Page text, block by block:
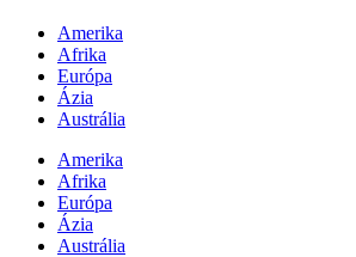
Amerika
Afrika
Európa
Ázia
Austrália
Amerika
Afrika
Európa
Ázia
Austrália